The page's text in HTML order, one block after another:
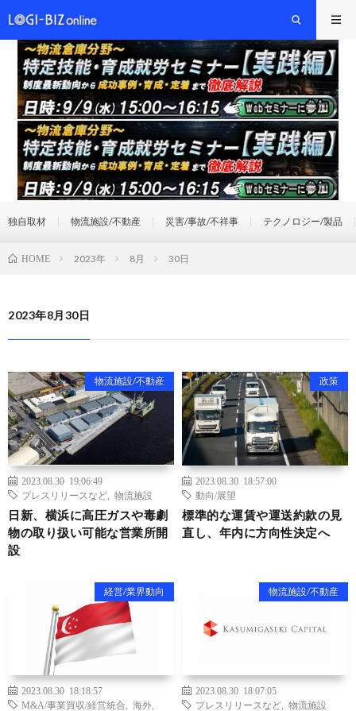
独自取材 物流施設/不動産 災害/事故/不祥事 テクノロジー/製品
HOME 2023年 8月 30日
2023年8月30日
物流施設/不動産
2023.08.30 19:06:49
プレスリリースなど
物流施設
日新、横浜に高圧ガスや毒劇
物の取り扱い可能な営業所開
設
政策
2023.08.30 18:57:00
動向/展望
標準的な運賃や運送約款の見
直し、年内に方向性決定へ
経営/業界動向
2023.08.30 18:18:57
M&A/事業買収/経営統合
海外
物流施設/不動産
2023.08.30 18:07:05
プレスリリースなど
物流施設